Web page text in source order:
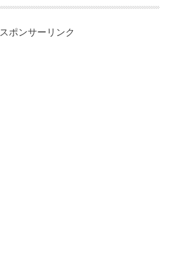
スポンサーリンク